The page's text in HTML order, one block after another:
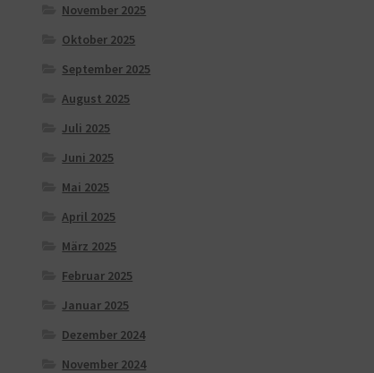
November 2025
Oktober 2025
September 2025
August 2025
Juli 2025
Juni 2025
Mai 2025
April 2025
März 2025
Februar 2025
Januar 2025
Dezember 2024
November 2024